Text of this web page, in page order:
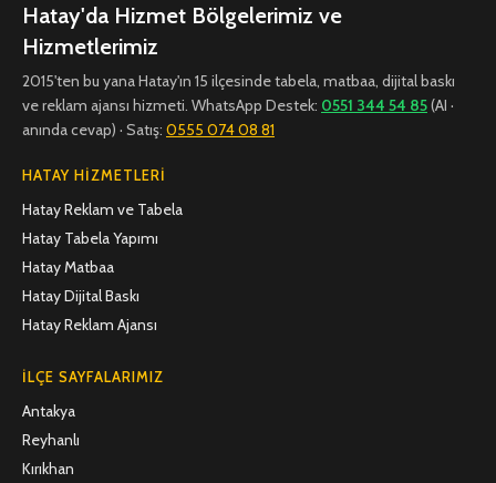
Hatay'da Hizmet Bölgelerimiz ve
Hizmetlerimiz
2015'ten bu yana Hatay'ın 15 ilçesinde tabela, matbaa, dijital baskı
ve reklam ajansı hizmeti. WhatsApp Destek: 0551 344 54 85(AI ·
anında cevap) · Satış: 0555 074 08 81
HATAY HIZMETLERI
Hatay Reklam ve Tabela
Hatay Tabela Yapımı
Hatay Matbaa
Hatay Dijital Baskı
Hatay Reklam Ajansı
İLÇE SAYFALARIMIZ
Antakya
Reyhanlı
Kırıkhan